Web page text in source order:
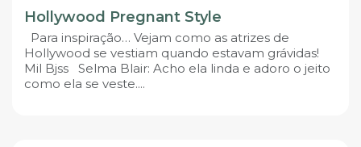
Hollywood Pregnant Style
Para inspiração… Vejam como as atrizes de
Hollywood se vestiam quando estavam grávidas!
Mil Bjss Selma Blair: Acho ela linda e adoro o jeito
como ela se veste....